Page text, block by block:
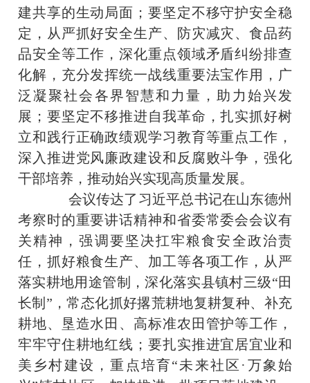
建共享的生动局面；要坚定不移守护安全稳
定，从严抓好安全生产、防灾减灾、食品药
品安全等工作，深化重点领域矛盾纠纷排查
化解，充分发挥统一战线重要法宝作用，广
泛凝聚社会各界智慧和力量，助力始兴发
展；要坚定不移推进自我革命，扎实抓好树
立和践行正确政绩观学习教育等重点工作，
深入推进党风廉政建设和反腐败斗争，强化
干部培养，推动始兴实现高质量发展。
会议传达了习近平总书记在山东德州
考察时的重要讲话精神和省委常委会会议有
关精神，强调要坚决扛牢粮食安全政治责
任，抓好粮食生产、加工等各项工作，从严
落实耕地用途管制，深化落实县镇村三级“田
长制”，常态化抓好撂荒耕地复耕复种、补充
耕地、垦造水田、高标准农田管护等工作，
牢牢守住耕地红线；要扎实推进宜居宜业和
美乡村建设，重点培育“未来社区·万象始